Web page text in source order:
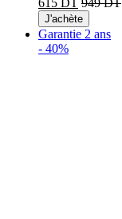
615 DT 949 DT
J'achète
Garantie 2 ans
- 40%